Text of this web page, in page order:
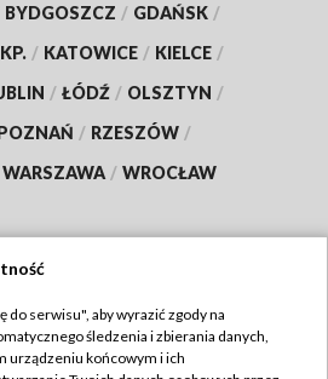
BYDGOSZCZ / GDAŃSK /
/ KATOWICE / KIELCE /
/ ŁÓDŹ / OLSZTYN /
/ RZESZÓW /
WARSZAWA / WROCŁAW
TVP
do serwisu", aby wyrazić zgody na
śledzenia i zbierania danych,
urządzeniu końcowym i ich